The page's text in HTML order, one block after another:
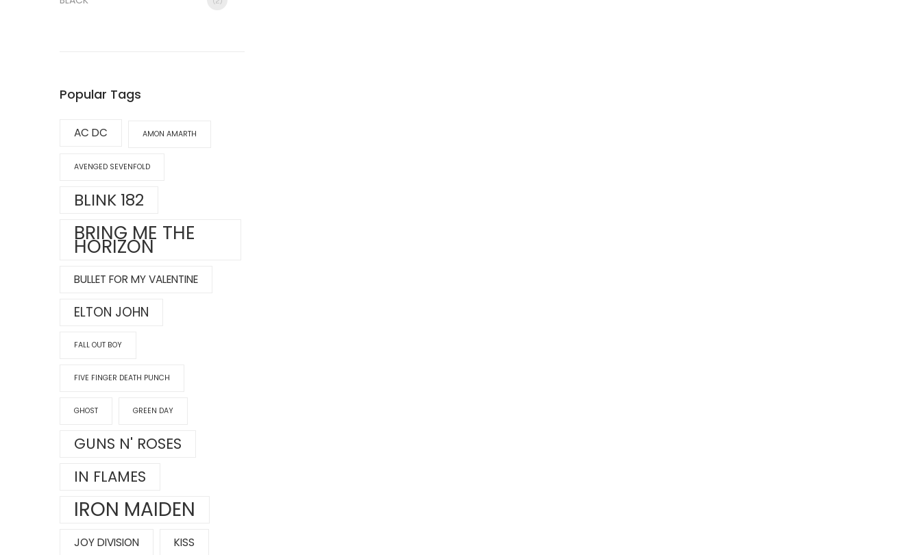
Popular Tags
AC DC AMON AMARTH
AVENGED SEVENFOLD
BLINK 182
BRING ME THE
HORIZON
BULLET FOR MY VALENTINE
ELTON JOHN
FALL OUT BOY
FIVE FINGER DEATH PUNCH
GHOST GREEN DAY
GUNS N' ROSES
IN FLAMES
IRON MAIDEN
JOY DIVISION KISS